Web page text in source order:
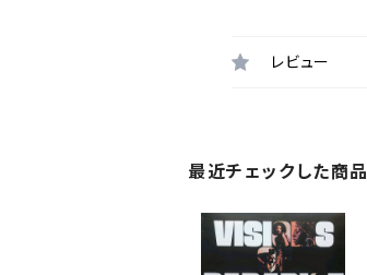
レビュー
最近チェックした商品